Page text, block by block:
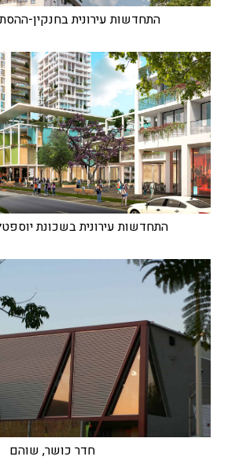
התחדשות עירונית בחנקין-
התחדשות עירונית בשכונת
חדר כושר, שוהם